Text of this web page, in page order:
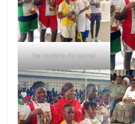
les lauréats du tournoi